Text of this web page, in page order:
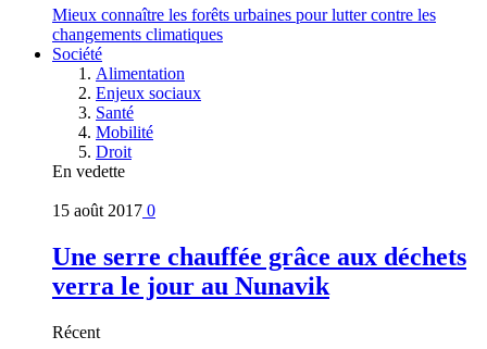
Mieux connaître les forêts urbaines pour lutter contre les
changements climatiques
Société
Alimentation
Enjeux sociaux
Santé
Mobilité
Droit
En vedette
15 août 2017 0
Une serre chauffée grâce aux déchets
verra le jour au Nunavik
Récent